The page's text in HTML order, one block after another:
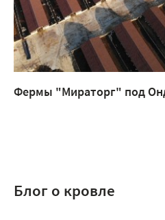
Фермы "Мираторг" под
Блог о кровле